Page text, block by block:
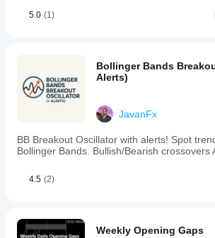
5.0 (1)
Bollinger Bands
Alerts)
JavanFx
BB Breakout Oscillator with alerts! Spot
Bollinger Bands. Bullish/Bearish crossovers
4.5 (2)
Weekly Opening Gaps